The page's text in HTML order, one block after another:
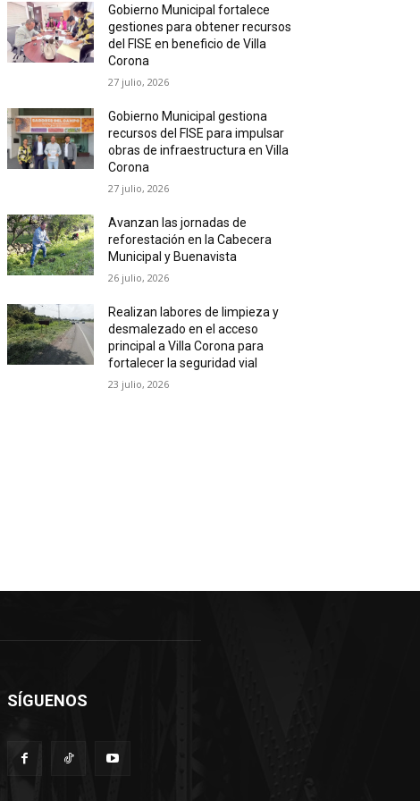
Gobierno Municipal fortalece
gestiones para obtener recursos
del FISE en beneficio de Villa
Corona
27 julio, 2026
Gobierno Municipal gestiona
recursos del FISE para impulsar
obras de infraestructura en Villa
Corona
27 julio, 2026
Avanzan las jornadas de
reforestación en la Cabecera
Municipal y Buenavista
26 julio, 2026
Realizan labores de limpieza y
desmalezado en el acceso
principal a Villa Corona para
fortalecer la seguridad vial
23 julio, 2026
SÍGUENOS